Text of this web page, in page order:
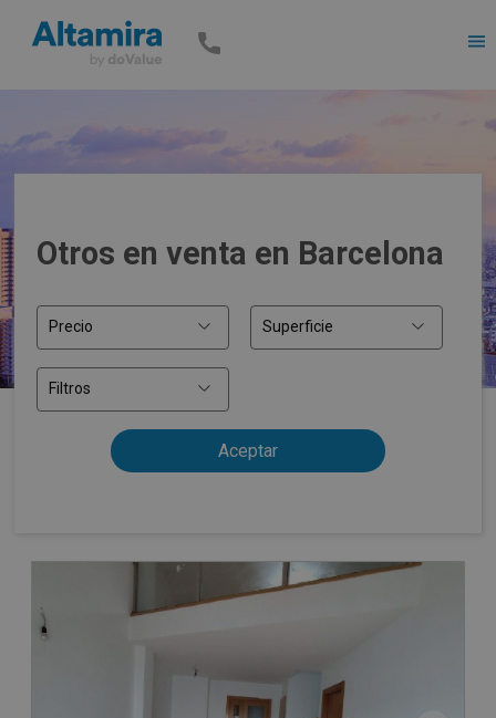
Otros en venta en Barcelona
Precio Superficie
Filtros
CONDICIONES ESPECIALES